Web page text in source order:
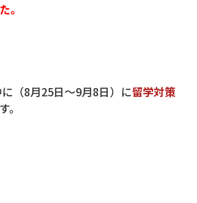
。
（8月25日～9月8日）に留学対策
。